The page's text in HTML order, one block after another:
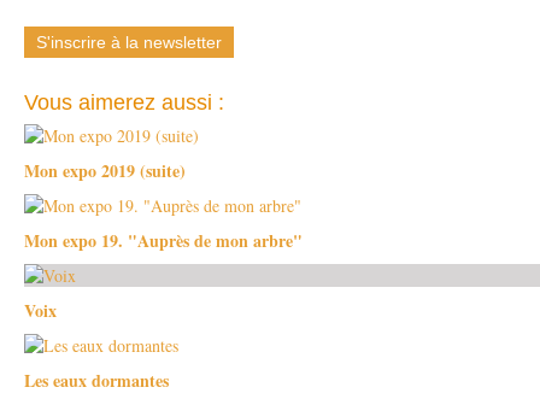
S'inscrire à la newsletter
Vous aimerez aussi :
Mon expo 2019 (suite)
Mon expo 19. "Auprès de mon arbre"
Voix
Les eaux dormantes